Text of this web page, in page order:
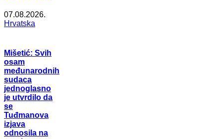
07.08.2026.
Hrvatska
Mišetić: Svih
osam
međunarodnih
sudaca
jednoglasno
je utvrdilo da
se
Tuđmanova
izjava
odnosila na